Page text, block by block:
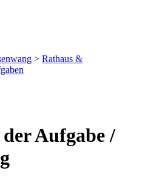
> Rathaus &
Aufgabe /